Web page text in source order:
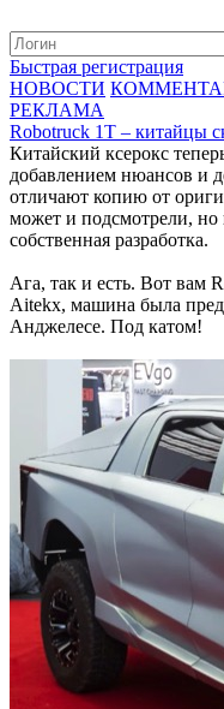
Быстрая регистрация
НОВОСТИ
РЕКЛАМА
Robotruck 1T – китайцы
Китайский ксерокс
добавлением нюансов и
отличают копию от
может и подсмотрели, но
собственная разработка.
Ага, так и есть. Вот вам
Aitekx, машина была
Анджелесе. Под катом!